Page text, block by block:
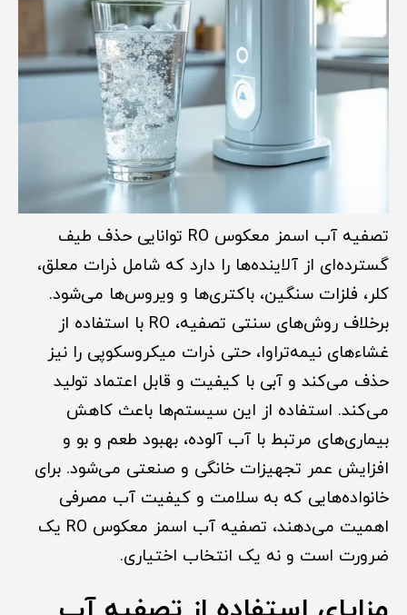
تصفیه آب اسمز معکوس RO توانایی حذف طیف
گسترده‌ای از آلاینده‌ها را دارد که شامل ذرات معلق،
کلر، فلزات سنگین، باکتری‌ها و ویروس‌ها می‌شود.
برخلاف روش‌های سنتی تصفیه، RO با استفاده از
غشاءهای نیمه‌تراوا، حتی ذرات میکروسکوپی را نیز
حذف می‌کند و آبی با کیفیت و قابل اعتماد تولید
می‌کند. استفاده از این سیستم‌ها باعث کاهش
بیماری‌های مرتبط با آب آلوده، بهبود طعم و بو و
افزایش عمر تجهیزات خانگی و صنعتی می‌شود. برای
خانواده‌هایی که به سلامت و کیفیت آب مصرفی
اهمیت می‌دهند، تصفیه آب اسمز معکوس RO یک
ضرورت است و نه یک انتخاب اختیاری.